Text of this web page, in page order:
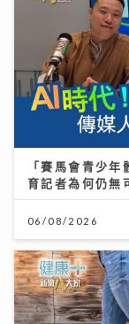
「賽馬會青少
育記者為何仍無
06/08/2026